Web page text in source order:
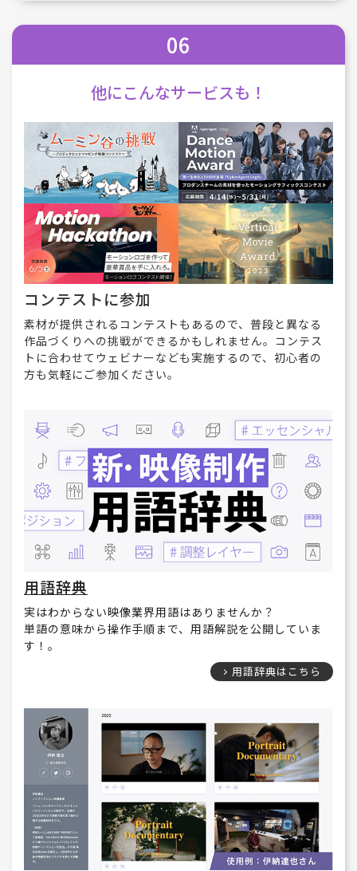
06
他にこんなサービスも！
コンテストに参加
素材が提供されるコンテストもあるので、普段と異なる
作品づくりへの挑戦ができるかもしれません。コンテス
トに合わせてウェビナーなども実施するので、初心者の
方も気軽にご参加ください。
用語辞典
実はわからない映像業界用語はありませんか？
単語の意味から操作手順まで、用語解説を公開していま
す！。
用語辞典はこちら